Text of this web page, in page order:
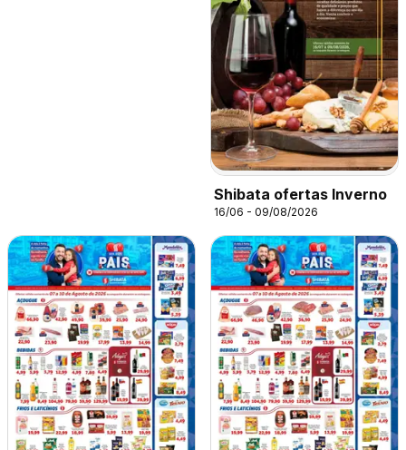
Shibata ofertas Inverno
16/06 - 09/08/2026